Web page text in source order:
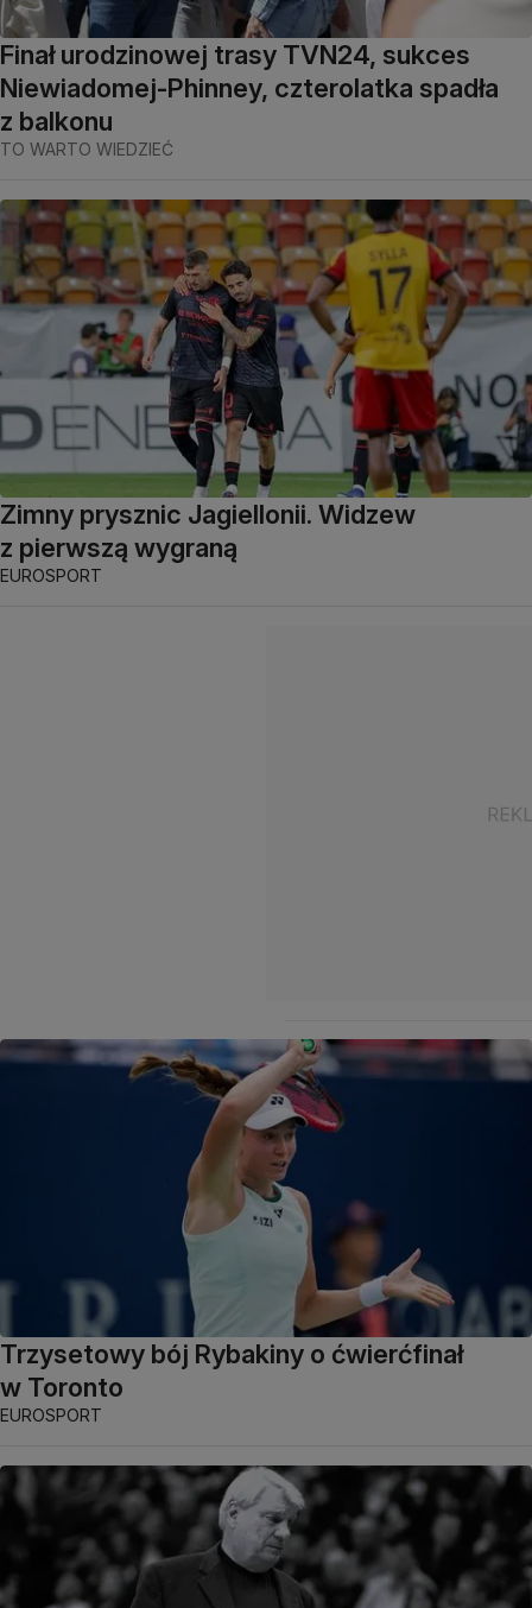
Finał urodzinowej trasy TVN24, sukces
Niewiadomej-Phinney, czterolatka spadła
z balkonu
TO WARTO WIEDZIEĆ
Zimny prysznic Jagiellonii. Widzew
z pierwszą wygraną
EUROSPORT
Trzysetowy bój Rybakiny o ćwierćfinał
w Toronto
EUROSPORT